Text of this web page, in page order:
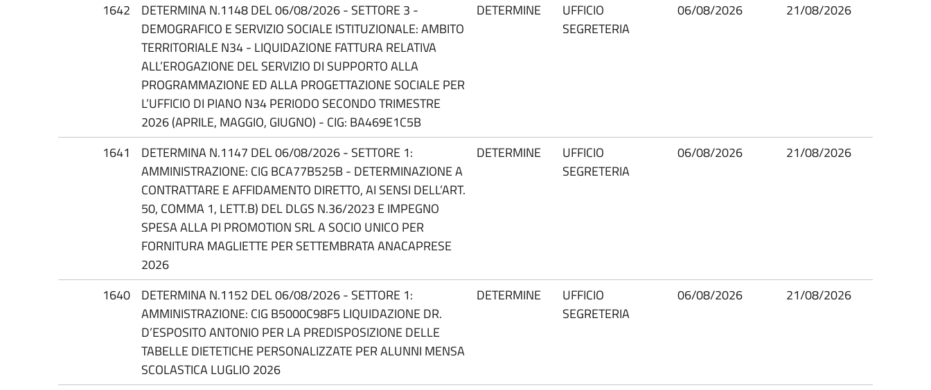
1642
DETERMINA N.1148 DEL 06/08/2026 - SETTORE 3 -
DEMOGRAFICO E SERVIZIO SOCIALE ISTITUZIONALE: AMBITO
TERRITORIALE N34 - LIQUIDAZIONE FATTURA RELATIVA
ALL’EROGAZIONE DEL SERVIZIO DI SUPPORTO ALLA
PROGRAMMAZIONE ED ALLA PROGETTAZIONE SOCIALE PER
L’UFFICIO DI PIANO N34 PERIODO SECONDO TRIMESTRE
2026 (APRILE, MAGGIO, GIUGNO) - CIG: BA469E1C5B
DETERMINE
UFFICIO
SEGRETERIA
06/08/2026 21/08/2026
1641
DETERMINA N.1147 DEL 06/08/2026 - SETTORE 1:
AMMINISTRAZIONE: CIG BCA77B525B - DETERMINAZIONE A
CONTRATTARE E AFFIDAMENTO DIRETTO, AI SENSI DELL’ART.
50, COMMA 1, LETT.B) DEL DLGS N.36/2023 E IMPEGNO
SPESA ALLA PI PROMOTION SRL A SOCIO UNICO PER
FORNITURA MAGLIETTE PER SETTEMBRATA ANACAPRESE
2026
DETERMINE
UFFICIO
SEGRETERIA
06/08/2026 21/08/2026
1640
DETERMINA N.1152 DEL 06/08/2026 - SETTORE 1:
AMMINISTRAZIONE: CIG B5000C98F5 LIQUIDAZIONE DR.
D’ESPOSITO ANTONIO PER LA PREDISPOSIZIONE DELLE
TABELLE DIETETICHE PERSONALIZZATE PER ALUNNI MENSA
SCOLASTICA LUGLIO 2026
DETERMINE
UFFICIO
SEGRETERIA
06/08/2026 21/08/2026